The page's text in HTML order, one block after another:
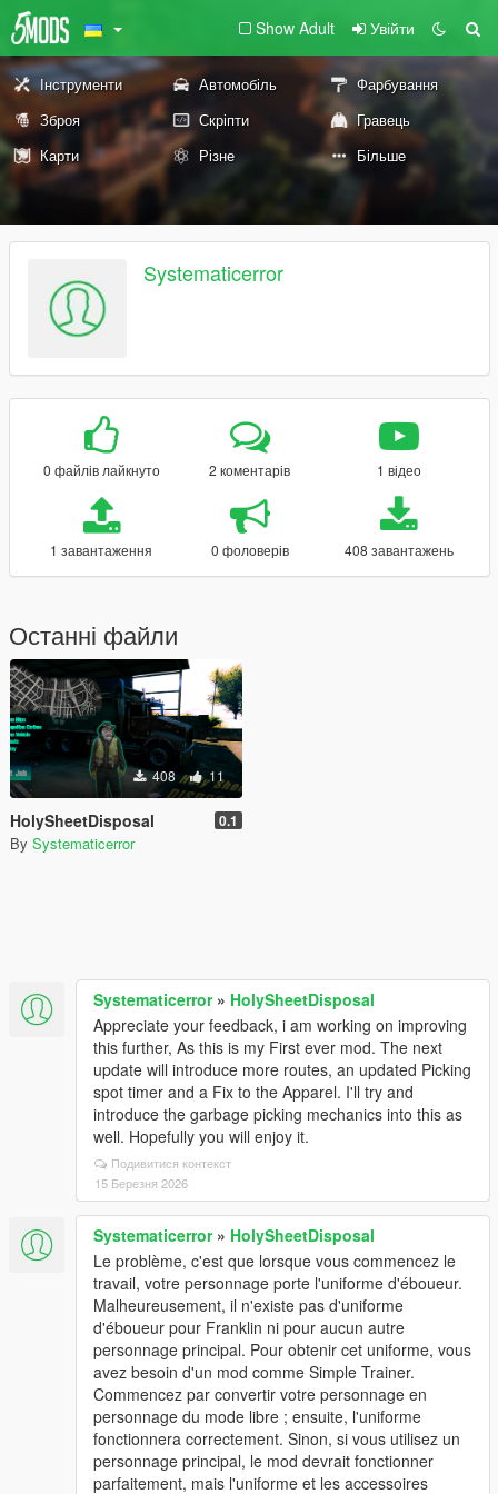
Show Adult Увійти
Інструменти Автомобіль
Фарбування
Зброя
Скріпти
Гравець
Карти
Різне Більше
Systematicerror
0 файлів лайкнуто 2 коментарів 1 відео
1 завантаження 0 фоловерів 408 завантажень
Останні файли
408 11
HolySheetDisposal 0.1
By Systematicerror
Systematicerror» HolySheetDisposal
Appreciate your feedback, i am working on improving
this further, As this is my First ever mod. The next
update will introduce more routes, an updated Picking
spot timer and a Fix to the Apparel. I'll try and
introduce the garbage picking mechanics into this as
well. Hopefully you will enjoy it.
Подивитися контекст
15 Березня 2026
Systematicerror» HolySheetDisposal
Le problème, c'est que lorsque vous commencez le
travail, votre personnage porte l'uniforme d'éboueur.
Malheureusement, il n'existe pas d'uniforme
d'éboueur pour Franklin ni pour aucun autre
personnage principal. Pour obtenir cet uniforme, vous
avez besoin d'un mod comme Simple Trainer.
Commencez par convertir votre personnage en
personnage du mode libre ; ensuite, l'uniforme
fonctionnera correctement. Sinon, si vous utilisez un
personnage principal, le mod devrait fonctionner
parfaitement, mais l'uniforme et les accessoires